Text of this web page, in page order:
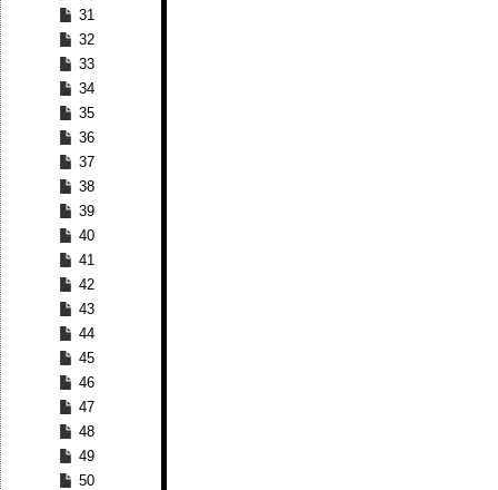
31
32
33
34
35
36
37
38
39
40
41
42
43
44
45
46
47
48
49
50